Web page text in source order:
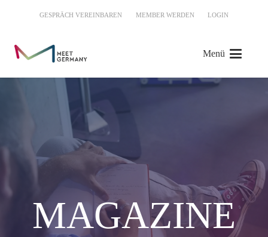
GESPRÄCH VEREINBAREN MEMBER WERDEN LOGIN
Menü
MAGAZINE